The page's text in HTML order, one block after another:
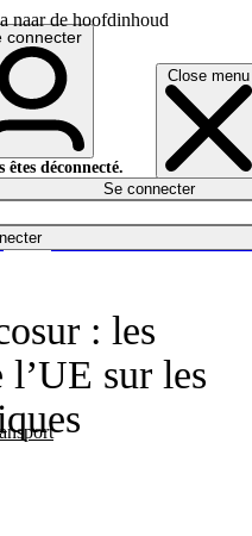
naar de hoofdinhoud
Close menu
connecter
êtes déconnecté.
Se connecter
: les
sur les